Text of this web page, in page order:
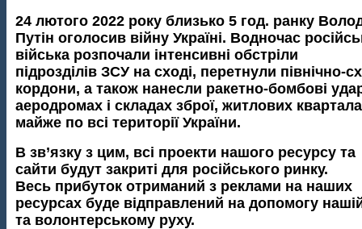
24 лютого 2022 року близько 5 год. ранку
Путін оголосив війну Україні. Водночас
війська розпочали інтенсивні обстріли
підрозділів ЗСУ на сході, перетнули північно-
кордони, а також нанесли ракетно-бомбові
аеродромах і складах зброї, житлових
майже по всі території України.
В зв’язку з цим, всі проекти нашого ресурсу та
сайти будут закриті для російського ринку.
Весь прибуток отриманий з реклами на наших
ресурсах буде відправлений на допомогу
та волонтерському руху.